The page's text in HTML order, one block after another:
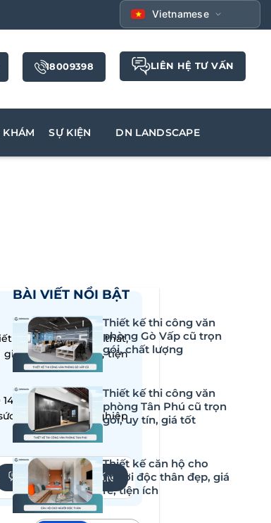
Vietnamese
18009398 LIÊN HỆ TƯ VẤN
KHÁM SỰ KIỆN DN LANDSCAPE
kế – thi công nội thất,
sống hiện đại, tiện
khỏe nghề nghiệp
YÊU CẦU TƯ VẤN
BÀI VIẾT NỔI BẬT
Thiết kế thi công văn
phòng Gò Vấp cũ trọn
gói, chất lượng
Thiết kế thi công văn
phòng Tân Phú cũ trọn
gói, uy tín, giá tốt
Thiết kế căn hộ cho
người độc thân đẹp, giá
rẻ, tiện ích